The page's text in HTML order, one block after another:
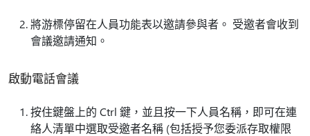
將游標停留在人員功能表以邀請參與者。 受邀者會收到
會議邀請通知。
啟動電話會議
按住鍵盤上的 Ctrl 鍵，並且按一下人員名稱，即可在連
絡人清單中選取受邀者名稱 (包括授予您委派存取權限